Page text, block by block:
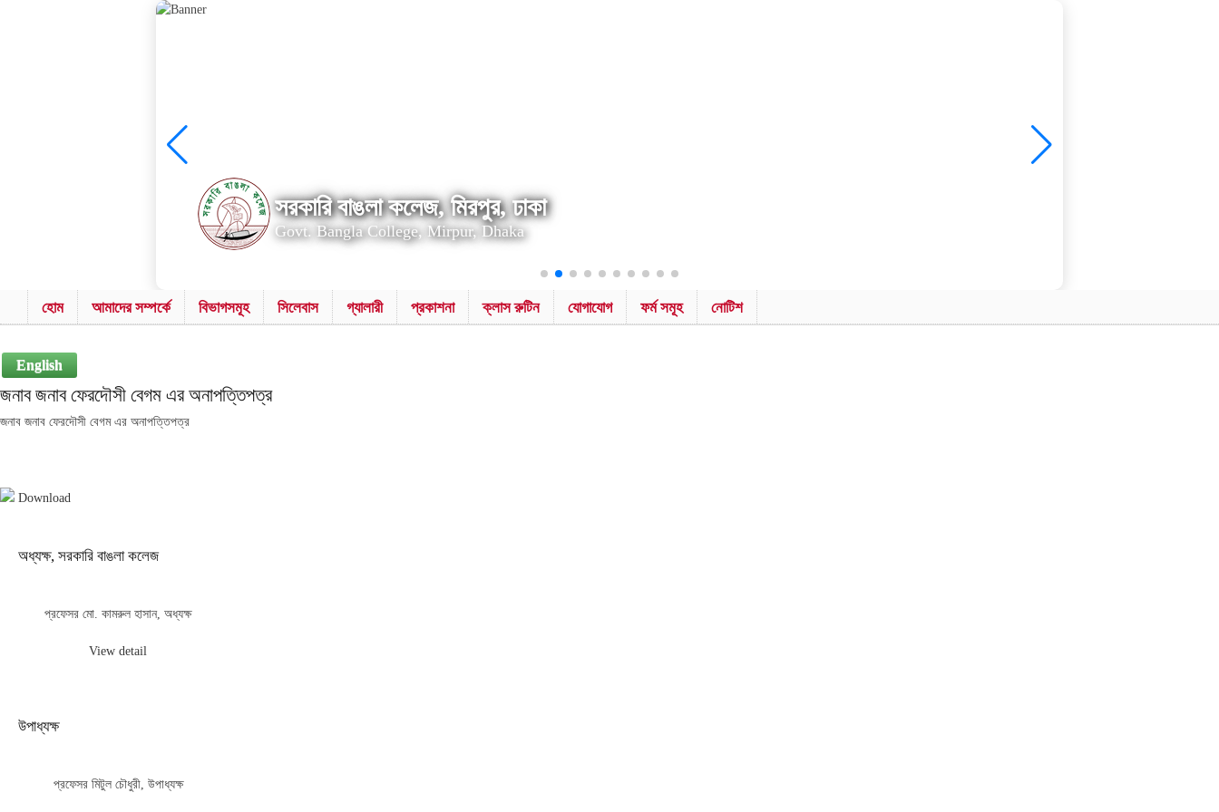
সরকারি বাঙলা কলেজ, মিরপুর, ঢাকা
Govt. Bangla College, Mirpur, Dhaka
হোম আমাদের সম্পর্কে বিভাগসমূহ সিলেবাস গ্যালারী প্রকাশনা ক্লাস রুটিন যোগাযোগ ফর্ম সমূহ নোটিশ
English
জনাব জনাব ফেরদৌসী বেগম এর অনাপত্তিপত্র
জনাব জনাব ফেরদৌসী বেগম এর অনাপত্তিপত্র
Download
অধ্যক্ষ, সরকারি বাঙলা কলেজ
প্রফেসর মো. কামরুল হাসান, অধ্যক্ষ
View detail
উপাধ্যক্ষ
প্রফেসর মিটুল চৌধুরী, উপাধ্যক্ষ